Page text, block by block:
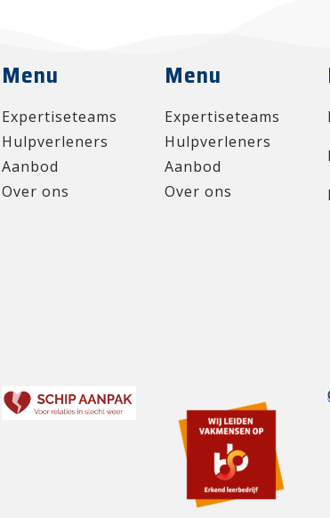
Menu
Expertiseteams
Hulpverleners
Aanbod
Over ons
Menu
Expertiseteams
Hulpverleners
Aanbod
Over ons